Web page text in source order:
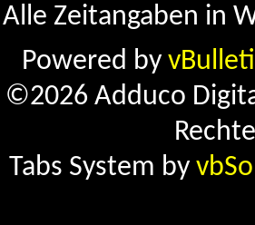
Alle Zeitangaben in
Powered by
Adduco
Tabs System by